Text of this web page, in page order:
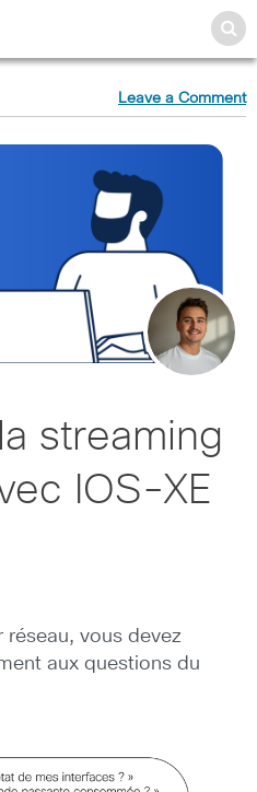
Leave a Comment
streaming
IOS-XE
réseau, vous devez
aux questions du